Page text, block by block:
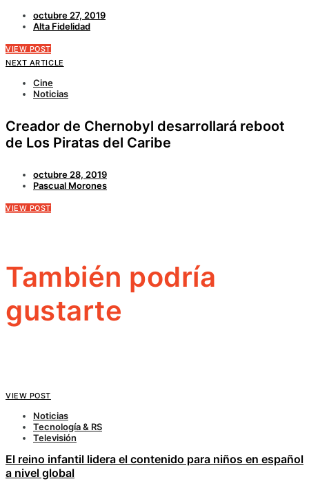
octubre 27, 2019
Alta Fidelidad
VIEW POST
NEXT ARTICLE
Cine
Noticias
Creador de Chernobyl desarrollará reboot
de Los Piratas del Caribe
octubre 28, 2019
Pascual Morones
VIEW POST
También podría
gustarte
VIEW POST
Noticias
Tecnología & RS
Televisión
El reino infantil lidera el contenido para niños en español
a nivel global